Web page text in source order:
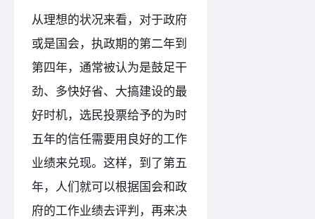
从理想的状况来看，对于政府
或是国会，执政期的第二年到
第四年，通常被认为是鼓足干
劲、多快好省、大搞建设的最
好时机，选民投票给予的为时
五年的信任需要用良好的工作
业绩来兑现。这样，到了第五
年，人们就可以根据国会和政
府的工作业绩去评判，再来决